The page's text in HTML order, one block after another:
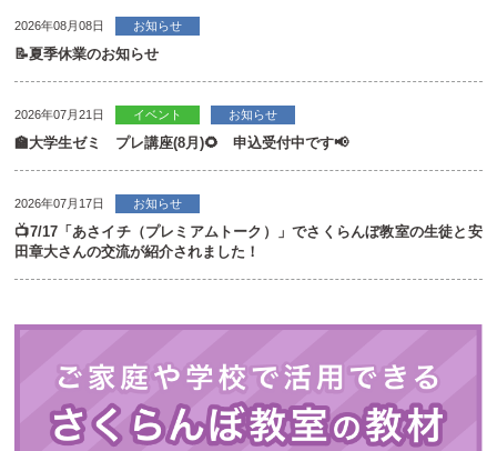
2026年08月08日 お知らせ
📝夏季休業のお知らせ
2026年07月21日 イベント お知らせ
🏫大学生ゼミ プレ講座(8月)🌻 申込受付中です📢
2026年07月17日 お知らせ
📺7/17「あさイチ（プレミアムトーク）」でさくらんぼ教室の生徒と安
田章大さんの交流が紹介されました！